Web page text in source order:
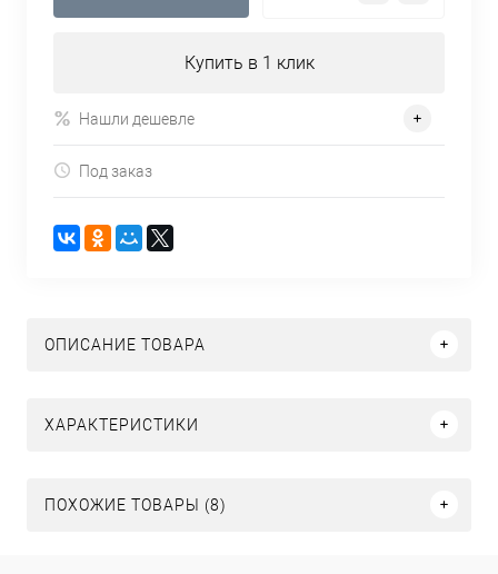
Купить в 1 клик
Нашли дешевле
Под заказ
ОПИСАНИЕ ТОВАРА
ХАРАКТЕРИСТИКИ
ПОХОЖИЕ ТОВАРЫ (8)